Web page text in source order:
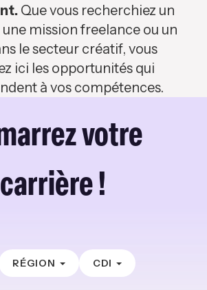
Que vous recherchiez un
mission freelance ou un
le secteur créatif, vous
ici les opportunités qui
à vos compétences.
votre
carrière !
RÉGION CDI